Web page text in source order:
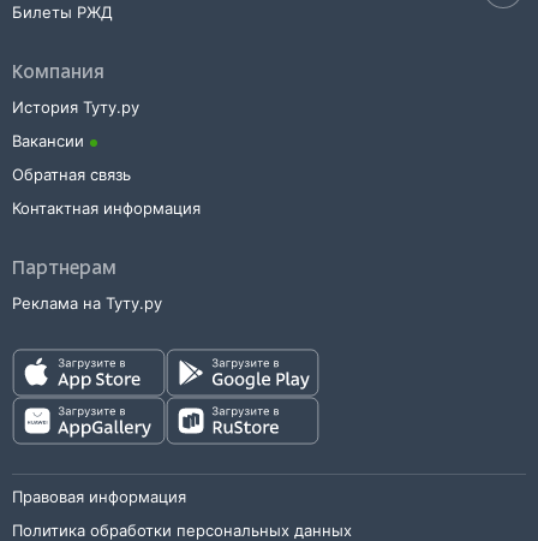
Билеты РЖД
Компания
История Туту.ру
Вакансии
Обратная связь
Контактная информация
Партнерам
Реклама на Туту.ру
Правовая информация
Политика обработки персональных данных